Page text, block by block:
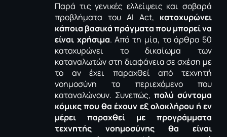
Παρά τις γενικές ελλείψεις και σοβαρά
προβλήματα του AI Act, κατοχυρώνει
κάποια βασικά πράγματα που μπορεί να
είναι χρήσιμα. Από τη μία, το άρθρο 50
κατοχυρώνει το δικαίωμα των
καταναλωτών στη διαφάνεια σε σχέση με
το αν έχει παραχθεί από τεχνητή
νοημοσύνη το περιεχόμενο που
καταναλώνουν. Συνεπώς, πολύ σύντομα
κόμικς που θα έχουν εξ ολοκλήρου ή εν
μέρει παραχθεί με προγράμματα
τεχνητής νοημοσύνης θα είναι